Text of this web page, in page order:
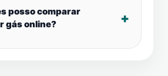
posso comparar
gás online?